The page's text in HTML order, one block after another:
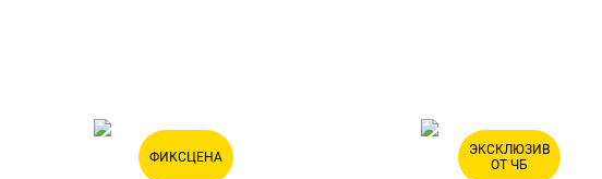
ФИКСЦЕНА
ЭКСКЛЮЗИВ
ОТ ЧБ